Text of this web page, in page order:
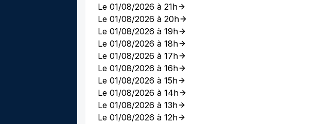
Le 01/08/2026 à 21h
Le 01/08/2026 à 20h
Le 01/08/2026 à 19h
Le 01/08/2026 à 18h
Le 01/08/2026 à 17h
Le 01/08/2026 à 16h
Le 01/08/2026 à 15h
Le 01/08/2026 à 14h
Le 01/08/2026 à 13h
Le 01/08/2026 à 12h